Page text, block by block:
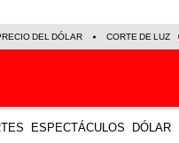
DEL DÓLAR CORTE DE LUZ
ESPECTÁCULOS DÓLAR